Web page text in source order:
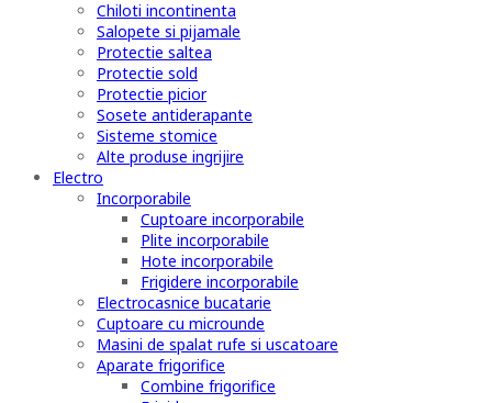
Chiloti incontinenta
Salopete si pijamale
Protectie saltea
Protectie sold
Protectie picior
Sosete antiderapante
Sisteme stomice
Alte produse ingrijire
Electro
Incorporabile
Cuptoare incorporabile
Plite incorporabile
Hote incorporabile
Frigidere incorporabile
Electrocasnice bucatarie
Cuptoare cu microunde
Masini de spalat rufe si uscatoare
Aparate frigorifice
Combine frigorifice